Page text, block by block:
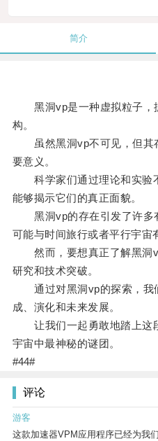
简介
黑洞vp是一种虚拟粒子，
构。
虽然黑洞vp不可见，但其
要意义。
科学家们通过理论和实验
能够揭示它们的真正面貌。
黑洞vp的存在引发了许多
可能与时间旅行或者平行宇宙
然而，要想真正了解黑洞
研究和技术突破。
通过对黑洞vp的探索，我
成、演化和未来发展。
让我们一起勇敢地踏上这
宇宙中最神秘的谜团。
#44#
评论
游客
这款加速器VPM应用程序已经为我